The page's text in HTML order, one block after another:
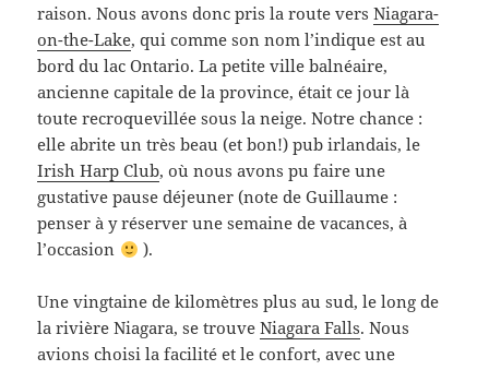
raison. Nous avons donc pris la route versNiagara-
on-the-Lake, qui comme son nom l’indique est au
bord du lac Ontario. La petite ville balnéaire,
ancienne capitale de la province, était ce jour là
toute recroquevillée sous la neige. Notre chance :
elle abrite un très beau (et bon!) pub irlandais, le
Irish Harp Club, où nous avons pu faire une
gustative pause déjeuner (note de Guillaume :
penser à y réserver une semaine de vacances, à
l’occasion
).
Une vingtaine de kilomètres plus au sud, le long de
la rivière Niagara, se trouveNiagara Falls. Nous
avions choisi la facilité et le confort, avec une